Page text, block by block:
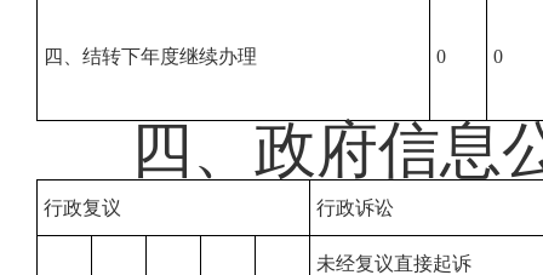
四、结转下年度继续办理 0 0
四、政府信息
行政复议 行政诉讼
未经复议直接起诉